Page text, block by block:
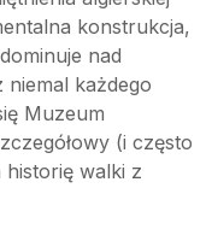
konstrukcja,
nad
niemal każdego
Muzeum
(i często
walki z